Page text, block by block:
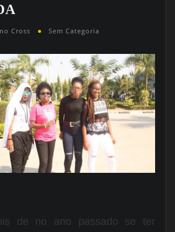
Cross Sem Categoria
de no ano passado se ter